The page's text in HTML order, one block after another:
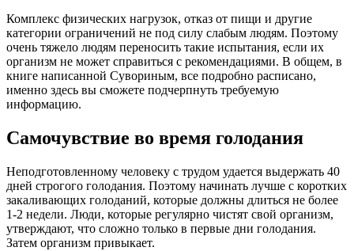
Комплекс физических нагрузок, отказ от пищи и другие
категории ограничений не под силу слабым людям. Поэтому
очень тяжело людям переносить такие испытания, если их
организм не может справиться с рекомендациями. В общем, в
книге написанной Сувориным, все подробно расписано,
именно здесь вы сможете подчерпнуть требуемую
информацию.
Самочувствие во время голодания
Неподготовленному человеку с трудом удается выдержать 40
дней строгого голодания. Поэтому начинать лучше с коротких
закаливающих голоданий, которые должны длиться не более
1-2 недели. Люди, которые регулярно чистят свой организм,
утверждают, что сложно только в первые дни голодания.
Затем организм привыкает.